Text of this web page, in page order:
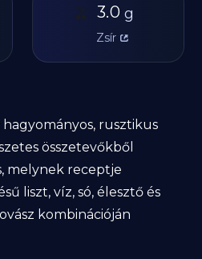
🫒 3.0 g
Zsír
rusztikus
összetevőkből
melynek receptje
liszt, víz, só, élesztő és
kombinációján